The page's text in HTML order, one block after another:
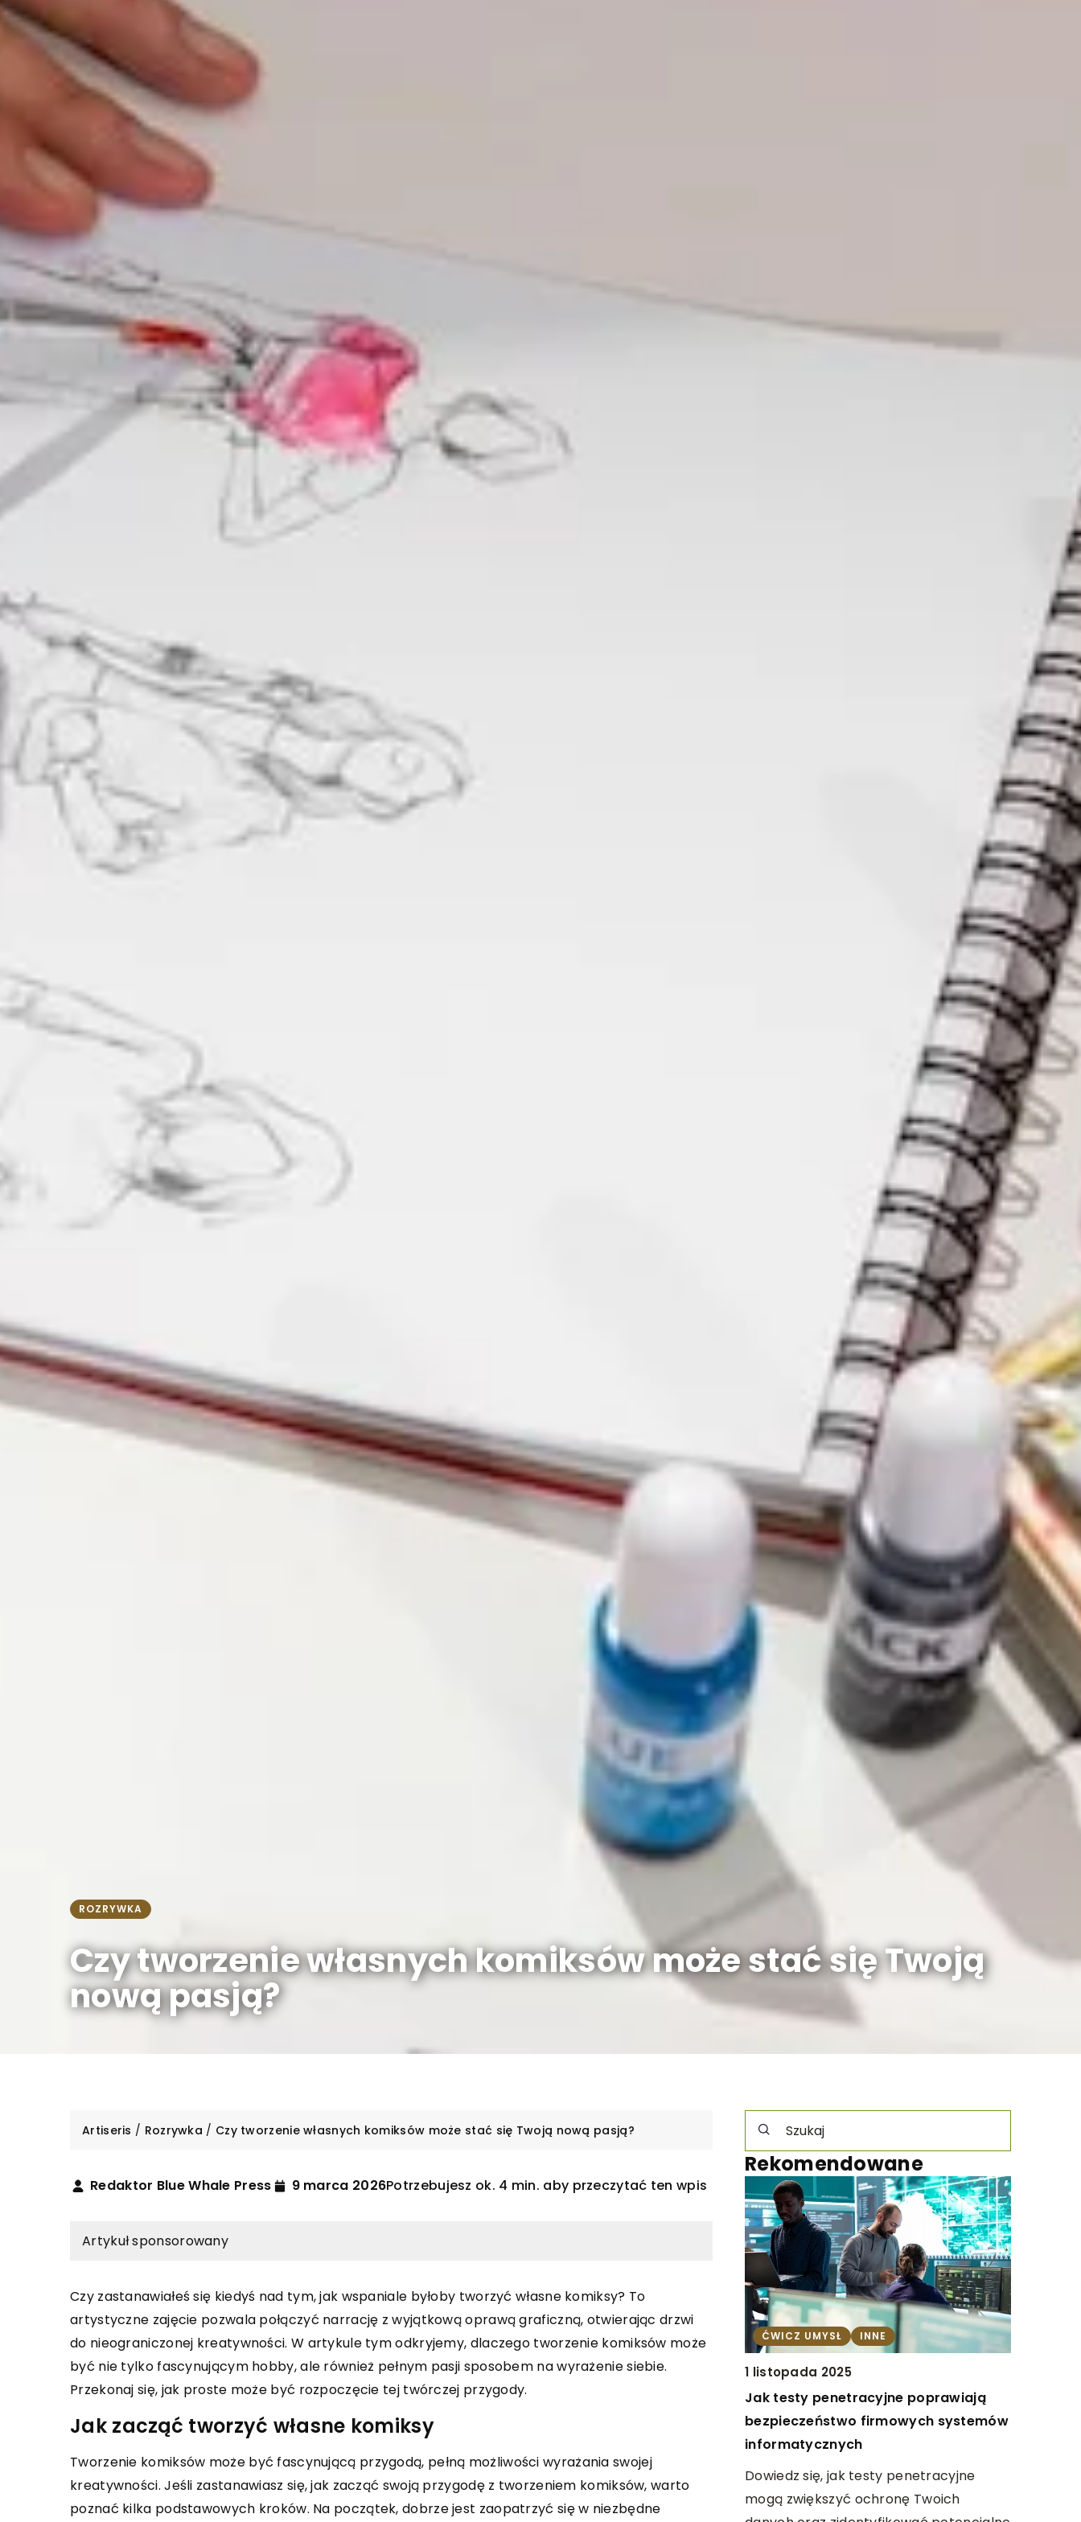
ROZRYWKA
Czy tworzenie własnych komiksów może stać się Twoją
nową pasją?
Artiseris / Rozrywka / Czy tworzenie własnych komiksów może stać się Twoją nową pasją?
Redaktor Blue Whale Press 9 marca 2026Potrzebujesz ok. 4 min. aby przeczytać ten wpis
Artykuł sponsorowany
Czy zastanawiałeś się kiedyś nad tym, jak wspaniale byłoby tworzyć własne komiksy? To
artystyczne zajęcie pozwala połączyć narrację z wyjątkową oprawą graficzną, otwierając drzwi
do nieograniczonej kreatywności. W artykule tym odkryjemy, dlaczego tworzenie komiksów może
być nie tylko fascynującym hobby, ale również pełnym pasji sposobem na wyrażenie siebie.
Przekonaj się, jak proste może być rozpoczęcie tej twórczej przygody.
Jak zacząć tworzyć własne komiksy
Tworzenie komiksów może być fascynującą przygodą, pełną możliwości wyrażania swojej
kreatywności. Jeśli zastanawiasz się, jak zacząć swoją przygodę z tworzeniem komiksów, warto
poznać kilka podstawowych kroków. Na początek, dobrze jest zaopatrzyć się w niezbędne
Rekomendowane
INNE
21 sierpnia 2023
Jak wybrać idealne dekoracje ścienne
dla przestrzeni twojego malucha?
Rozważasz jak stworzyć wymarzoną
przestrzeń dla swojego malucha? Odkryj
nasze wskazówki i pomysły na dekoracje
21 marca 2024
Jak naturalne składniki ziołowe mogą
Odkryj moc ziół w procesie odchudzania!
W tym artykule dowiesz się, jak
wykorzystać dobroczynne właściwości
ĆWICZ UMYSŁ INNE
1 listopada 2025
Jak testy penetracyjne poprawiają
bezpieczeństwo firmowych systemów
informatycznych
Dowiedz się, jak testy penetracyjne
mogą zwiększyć ochronę Twoich